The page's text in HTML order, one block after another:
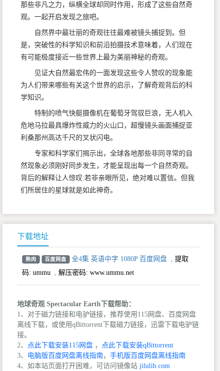
那些非凡之力，纵横全球却同时作用，形成了这些自然奇
观。一起开启发现之旅吧。
自然界中最壮丽的奇观往往最难被镜头捕捉到。但
是，突破性的科学知识和前沿拍摄技术意味着，人们现在
有可能极度接近一些世界上最为美丽神秘的奇观。
见证大自然最宏伟的一面发现这些令人赞叹的现象能
为人们带来哪些有关这个世界的启示，了解奇观背后的科
学知识。
特制的喷气快艇摄像机在葡萄牙驾驭巨浪，无人机入
危地马拉最具爆炸性威力的火山口，超慢镜头画面捕捉亚
利桑那州高达千尺的叉状闪电。
专家和科学家们揭示出，全球各地那些非同寻常的自
然现象必须刚好同步发生，才能呈现出每一个自然奇观。
背后的解释让人惊叹:若非亲眼所见，绝对难以置信。但我
们所居住的星球就是如此神奇。
下载地址
熟肉 百度网盘 全4集 英语中字 1080P 百度网盘
提取
码: ummu 解压密码: www.ummu.net
地球奇观 Spectacular Earth下载帮助：
1、对于磁力链接和电驴链接，推荐使用115网盘、百度网盘
离线下载，或使用qBittorrent下载磁力链接，迅雷下载电驴链
接。
2、
点此下载安装115网盘 ，
点此下载安装qBittorrent
3、 电脑版百度网盘离线指南， 手机版百度网盘离线指南
4、如本站页面打开困难，可访问镜像站 jilulib.com